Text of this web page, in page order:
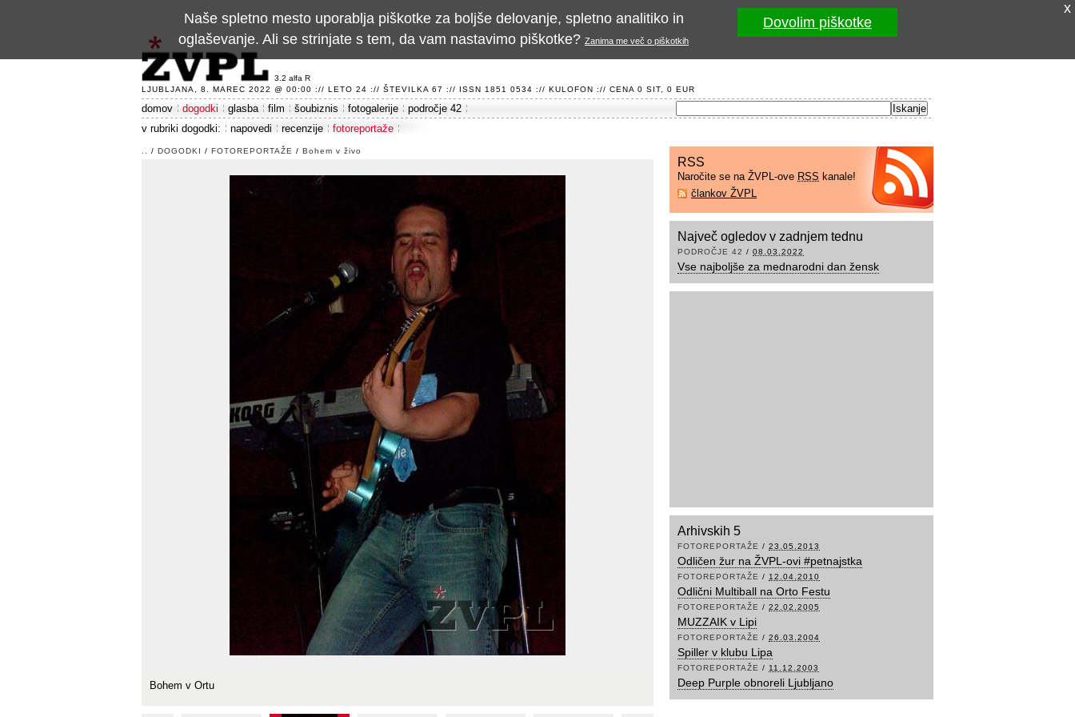
3.2 alfa R
LJUBLJANA, 8. MAREC 2022 @ 00:00 :// LETO 24 :// ŠTEVILKA 67 :// ISSN 1851 0534 :// KULOFON :// CENA 0 SIT, 0 EUR
domov dogodki glasba film šoubiznis fotogalerije
področje 42
v rubriki dogodki:
napovedi recenzije fotoreportaže
/ DOGODKI / FOTOREPORTAŽE / Bohem v živo
Bohem v Ortu
RSS
Naročite se na ŽVPL-ove RSS kanale!
člankov ŽVPL
Največ ogledov v zadnjem tednu
PODROČJE 42 / 08.03.2022
Vse najboljše za mednarodni dan žensk
Arhivskih 5
FOTOREPORTAŽE / 23.05.2013
Odličen žur na ŽVPL-ovi #petnajstka
FOTOREPORTAŽE / 12.04.2010
Odlični Multiball na Orto Festu
FOTOREPORTAŽE / 22.02.2005
MUZZAIK v Lipi
FOTOREPORTAŽE / 26.03.2004
Spiller v klubu Lipa
FOTOREPORTAŽE / 11.12.2003
Deep Purple obnoreli Ljubljano
x
Naše spletno mesto uporablja piškotke za boljše delovanje, spletno analitiko in
oglaševanje. Ali se strinjate s tem, da vam nastavimo piškotke? Zanima me več o piškotkih
Dovolim piškotke